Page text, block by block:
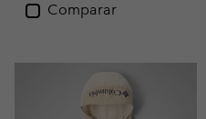
Comparar